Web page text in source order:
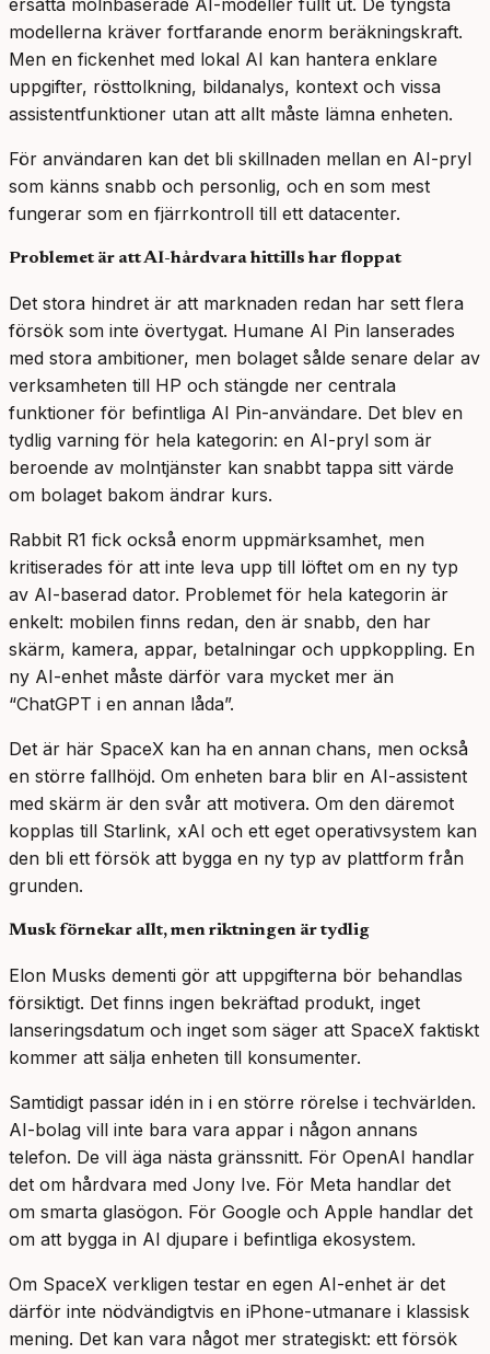
ersätta molnbaserade AI-modeller fullt ut. De tyngsta
modellerna kräver fortfarande enorm beräkningskraft.
Men en fickenhet med lokal AI kan hantera enklare
uppgifter, rösttolkning, bildanalys, kontext och vissa
assistentfunktioner utan att allt måste lämna enheten.
För användaren kan det bli skillnaden mellan en AI-pryl
som känns snabb och personlig, och en som mest
fungerar som en fjärrkontroll till ett datacenter.
Problemet är att AI-hårdvara hittills har floppat
Det stora hindret är att marknaden redan har sett flera
försök som inte övertygat. Humane AI Pin lanserades
med stora ambitioner, men bolaget sålde senare delar av
verksamheten till HP och stängde ner centrala
funktioner för befintliga AI Pin-användare. Det blev en
tydlig varning för hela kategorin: en AI-pryl som är
beroende av molntjänster kan snabbt tappa sitt värde
om bolaget bakom ändrar kurs.
Rabbit R1 fick också enorm uppmärksamhet, men
kritiserades för att inte leva upp till löftet om en ny typ
av AI-baserad dator. Problemet för hela kategorin är
enkelt: mobilen finns redan, den är snabb, den har
skärm, kamera, appar, betalningar och uppkoppling. En
ny AI-enhet måste därför vara mycket mer än
“ChatGPT i en annan låda”.
Det är här SpaceX kan ha en annan chans, men också
en större fallhöjd. Om enheten bara blir en AI-assistent
med skärm är den svår att motivera. Om den däremot
kopplas till Starlink, xAI och ett eget operativsystem kan
den bli ett försök att bygga en ny typ av plattform från
grunden.
Musk förnekar allt, men riktningen är tydlig
Elon Musks dementi gör att uppgifterna bör behandlas
försiktigt. Det finns ingen bekräftad produkt, inget
lanseringsdatum och inget som säger att SpaceX faktiskt
kommer att sälja enheten till konsumenter.
Samtidigt passar idén in i en större rörelse i techvärlden.
AI-bolag vill inte bara vara appar i någon annans
telefon. De vill äga nästa gränssnitt. För OpenAI handlar
det om hårdvara med Jony Ive. För Meta handlar det
om smarta glasögon. För Google och Apple handlar det
om att bygga in AI djupare i befintliga ekosystem.
Om SpaceX verkligen testar en egen AI-enhet är det
därför inte nödvändigtvis en iPhone-utmanare i klassisk
mening. Det kan vara något mer strategiskt: ett försök